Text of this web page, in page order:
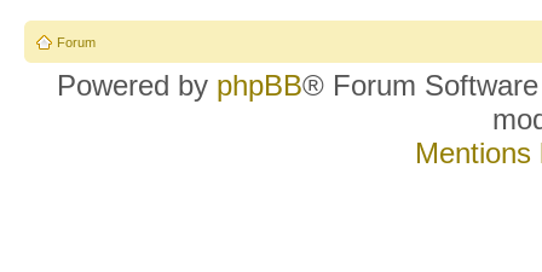
Forum
Powered by phpBB® Forum
Mentions